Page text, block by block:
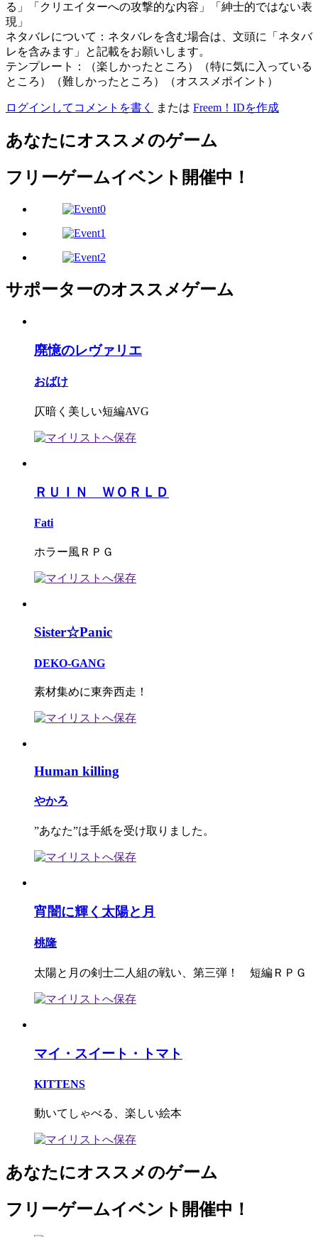
る」「クリエイターへの攻撃的な内容」「紳士的ではない表
現」
ネタバレについて：ネタバレを含む場合は、文頭に「ネタバ
レを含みます」と記載をお願いします。
テンプレート：（楽しかったところ）（特に気に入っている
ところ）（難しかったところ）（オススメポイント）
ログインしてコメントを書く または Freem！IDを作成
あなたにオススメのゲーム
フリーゲームイベント開催中！
サポーターのオススメゲーム
廃憶のレヴァリエ
おばけ
仄暗く美しい短編AVG
ＲＵＩＮ ＷＯＲＬＤ
Fati
ホラー風ＲＰＧ
Sister☆Panic
DEKO-GANG
素材集めに東奔西走！
Human killing
やかろ
”あなた”は手紙を受け取りました。
宵闇に輝く太陽と月
桃隆
太陽と月の剣士二人組の戦い、第三弾！ 短編ＲＰＧ
マイ・スイート・トマト
KITTENS
動いてしゃべる、楽しい絵本
あなたにオススメのゲーム
フリーゲームイベント開催中！